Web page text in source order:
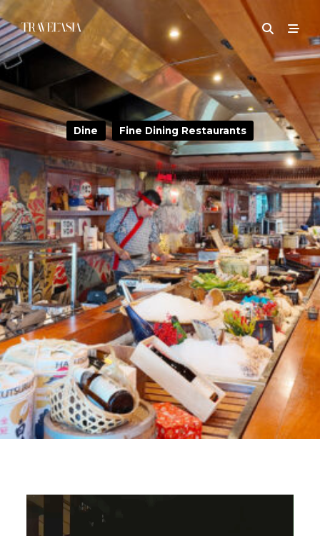
Dine Fine Dining Restaurants